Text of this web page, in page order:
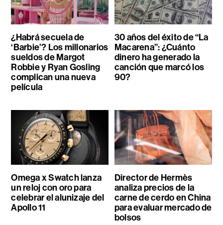
¿Habrá secuela de
‘Barbie’? Los millonarios
sueldos de Margot
Robbie y Ryan Gosling
complican una nueva
película
30 años del éxito de “La
Macarena”: ¿Cuánto
dinero ha generado la
canción que marcó los
90?
Omega x Swatch lanza
un reloj con oro para
celebrar el alunizaje del
Apollo 11
Director de Hermès
analiza precios de la
carne de cerdo en China
para evaluar mercado de
bolsos